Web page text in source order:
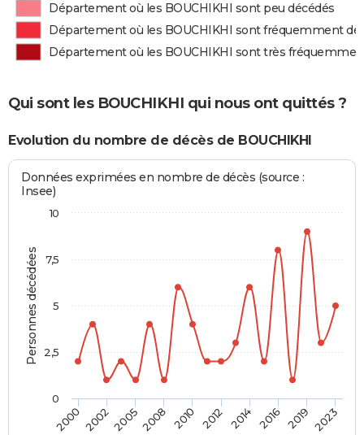
Département où les BOUCHIKHI sont peu décédés
Département où les BOUCHIKHI sont fréquemment
Département où les BOUCHIKHI sont très
Qui sont les BOUCHIKHI qui nous ont quittés ?
Evolution du nombre de décès de BOUCHIKHI
Personnes décédées
Données exprimées en nombre de décès (source :
Insee)
2000 200220052008 2010 2012 2014 2016 2019 2023
0
2,5
5
7,5
10